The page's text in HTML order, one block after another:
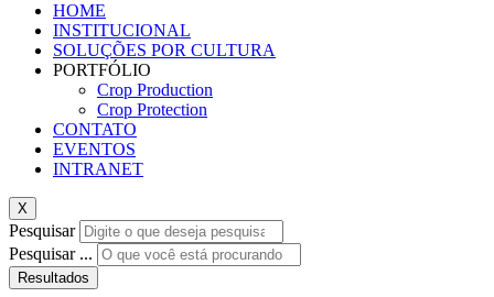
HOME
INSTITUCIONAL
SOLUÇÕES POR CULTURA
PORTFÓLIO
Crop Production
Crop Protection
CONTATO
EVENTOS
INTRANET
X
Pesquisar
Pesquisar ...
Resultados